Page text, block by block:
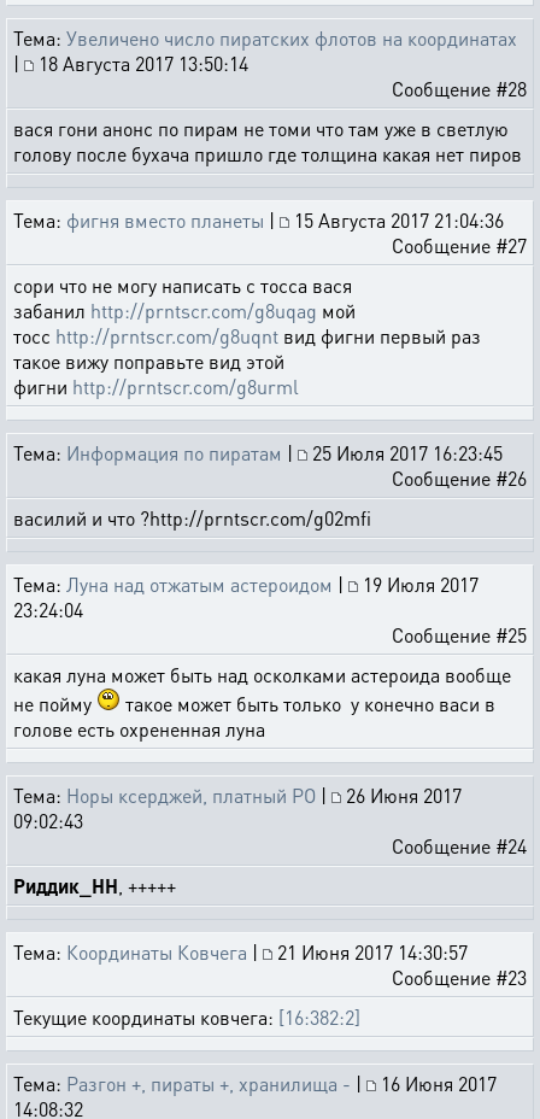
Тема: Увеличено число пиратских флотов на координатах
|
18 Августа 2017 13:50:14
Сообщение #28
вася гони анонс по пирам не томи что там уже в светлую
голову после бухача пришло где толщина какая нет пиров
Тема: фигня вместо планеты |
15 Августа 2017 21:04:36
Сообщение #27
сори что не могу написать с тосса вася
забанил http://prntscr.com/g8uqag мой
тосс http://prntscr.com/g8uqnt вид фигни первый раз
такое вижу поправьте вид этой
фигни http://prntscr.com/g8urml
Тема: Информация по пиратам |
25 Июля 2017 16:23:45
Сообщение #26
василий и что ?http://prntscr.com/g02mfi
Тема: Луна над отжатым астероидом |
19 Июля 2017
23:24:04
Сообщение #25
какая луна может быть над осколками астероида вообще
не пойму
такое может быть только у конечно васи в
голове есть охрененная луна
Тема: Норы ксерджей, платный РО |
26 Июня 2017
09:02:43
Сообщение #24
Риддик_НН , +++++
Тема: Координаты Ковчега |
21 Июня 2017 14:30:57
Сообщение #23
Текущие координаты ковчега: [16:382:2]
Тема: Разгон +, пираты +, хранилища - |
16 Июня 2017
14:08:32